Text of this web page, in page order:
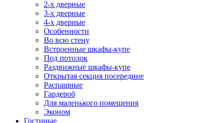
2-х дверные
3-х дверные
4-х дверные
Особенности
Во всю стену
Встроенные шкафы-купе
Под потолок
Раздвижные шкафы-купе
Открытая секция посередине
Распашные
Гардероб
Для маленького помещения
Эконом
Гостиные